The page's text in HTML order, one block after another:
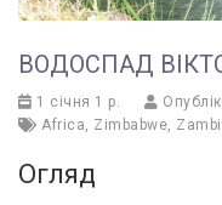
ВОДОСПАД
1 січня 1 р.
Africa
Zimbabwe
Огляд